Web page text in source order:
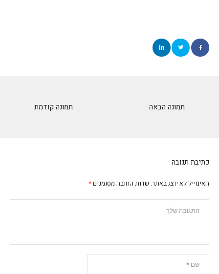
תמונה קודמת תמונה הבאה
כתיבת תגובה
האימייל לא יוצג באתר. שדות החובה מסומנים*